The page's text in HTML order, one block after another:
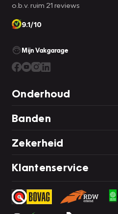
o.b.v. ruim 21 reviews
9.1/10
Mijn Vakgarage
Onderhoud
Banden
Zekerheid
Klantenservice